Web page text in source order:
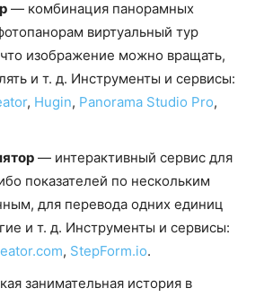
— комбинация панорамных
виртуальный тур
изображение можно вращать,
и т. д. Инструменты и сервисы:
, Hugin, Panorama Studio Pro,
— интерактивный сервис для
показателей по нескольким
для перевода одних единиц
и т. д. Инструменты и сервисы:
, StepForm.io.
занимательная история в